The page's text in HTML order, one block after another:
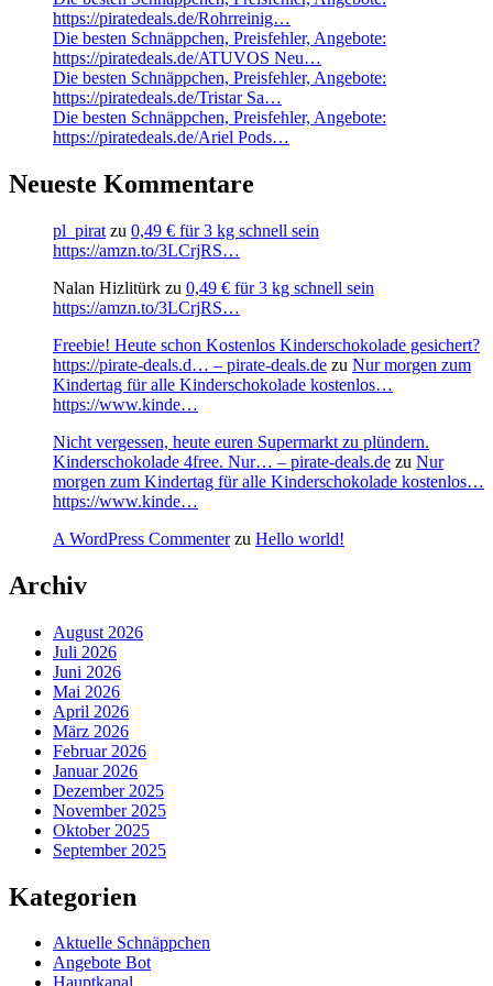
https://piratedeals.de/Rohrreinig…
Die besten Schnäppchen, Preisfehler, Angebote:
https://piratedeals.de/ATUVOS Neu…
Die besten Schnäppchen, Preisfehler, Angebote:
https://piratedeals.de/Tristar Sa…
Die besten Schnäppchen, Preisfehler, Angebote:
https://piratedeals.de/Ariel Pods…
Neueste Kommentare
pl_pirat zu 0,49 € für 3 kg schnell sein
https://amzn.to/3LCrjRS…
Nalan Hizlitürk zu 0,49 € für 3 kg schnell sein
https://amzn.to/3LCrjRS…
Freebie! Heute schon Kostenlos Kinderschokolade gesichert?
https://pirate-deals.d… – pirate-deals.de zu Nur morgen zum
Kindertag für alle Kinderschokolade kostenlos…
https://www.kinde…
Nicht vergessen, heute euren Supermarkt zu plündern.
Kinderschokolade 4free. Nur… – pirate-deals.de zu Nur
morgen zum Kindertag für alle Kinderschokolade kostenlos…
https://www.kinde…
A WordPress Commenterzu Hello world!
Archiv
August 2026
Juli 2026
Juni 2026
Mai 2026
April 2026
März 2026
Februar 2026
Januar 2026
Dezember 2025
November 2025
Oktober 2025
September 2025
Kategorien
Aktuelle Schnäppchen
Angebote Bot